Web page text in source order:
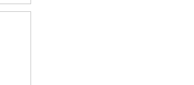
ЛЕНТЕХИ